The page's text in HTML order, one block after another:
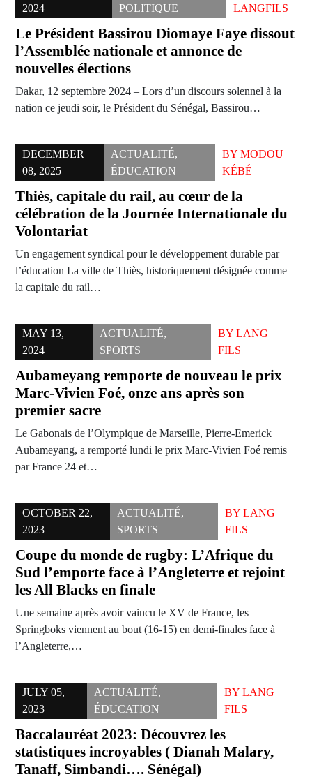
2024
POLITIQUE
LANGFILS
Le Président Bassirou Diomaye Faye dissout
l’Assemblée nationale et annonce de
nouvelles élections
Dakar, 12 septembre 2024 – Lors d’un discours solennel à la
nation ce jeudi soir, le Président du Sénégal, Bassirou…
DECEMBER
08, 2025
ACTUALITÉ,
ÉDUCATION
BY MODOU
KÉBÉ
Thiès, capitale du rail, au cœur de la
célébration de la Journée Internationale du
Volontariat
Un engagement syndical pour le développement durable par
l’éducation La ville de Thiès, historiquement désignée comme
la capitale du rail…
MAY 13,
2024
ACTUALITÉ,
SPORTS
BY LANG
FILS
Aubameyang remporte de nouveau le prix
Marc-Vivien Foé, onze ans après son
premier sacre
Le Gabonais de l’Olympique de Marseille, Pierre-Emerick
Aubameyang, a remporté lundi le prix Marc-Vivien Foé remis
par France 24 et…
OCTOBER 22,
2023
ACTUALITÉ,
SPORTS
BYLANG
FILS
Coupe du monde de rugby: L’Afrique du
Sud l’emporte face à l’Angleterre et rejoint
les All Blacks en finale
Une semaine après avoir vaincu le XV de France, les
Springboks viennent au bout (16-15) en demi-finales face à
l’Angleterre,…
JULY 05,
2023
ACTUALITÉ,
ÉDUCATION
BYLANG
FILS
Baccalauréat 2023: Découvrez les
statistiques incroyables ( Dianah Malary,
Tanaff, Simbandi…. Sénégal)